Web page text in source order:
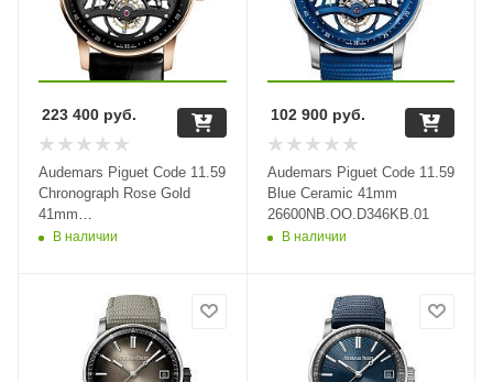
Audemars Piguet Code 11.59
Chronograph Rose Gold
41mm
26600OR.OO.D002CR.01
В наличии
223 400 руб.
Audemars Piguet Code 11.59
Blue Ceramic 41mm
26600NB.OO.D346KB.01
В наличии
102 900руб.